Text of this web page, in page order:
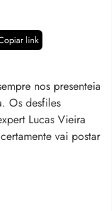
link
nos presenteia
Os desfiles
Lucas Vieira
vai postar